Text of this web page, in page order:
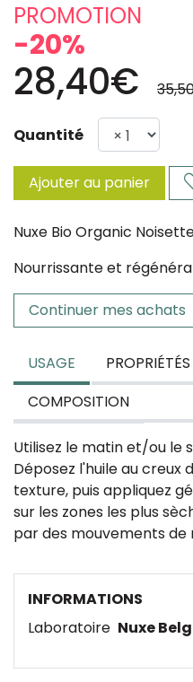
PROMOTION
-20%
28,40€
Quantité
Ajouter au panier
Nuxe Bio Organic
Nourrissante et
Continuer mes achats
USAGE PROPRIÉTÉS
COMPOSITION
Utilisez le matin et/ou le
Déposez l'huile au creux
texture, puis appliquez
sur les zones les plus
par des mouvements de
INFORMATIONS
Laboratoire Nuxe